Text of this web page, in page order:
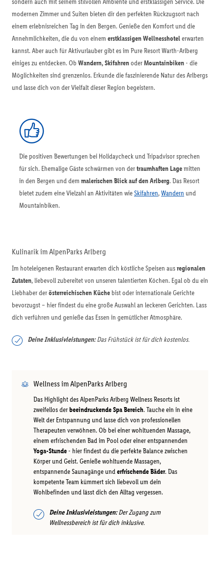
sondern auch mit seinem stilvollen Ambiente und erstklassigen Service. Die
modernen Zimmer und Suiten bieten dir den perfekten Rückzugsort nach
einem erlebnisreichen Tag in den Bergen. Genieße den Komfort und die
Annehmlichkeiten, die du von einem erstklassigen Wellnesshotelerwarten
kannst. Aber auch für Aktivurlauber gibt es im Pure Resort Warth-Arlberg
einiges zu entdecken. Ob Wandern, SkifahrenoderMountainbiken - die
Möglichkeiten sind grenzenlos. Erkunde die faszinierende Natur des Arlbergs
und lasse dich von der Vielfalt dieser Region begeistern.
Die positiven Bewertungen bei Holidaycheck und Tripadvisor sprechen
für sich. Ehemalige Gäste schwärmen von dertraumhaften Lagemitten
in den Bergen und dem malerischen Blick auf den Arlberg. Das Resort
bietet zudem eine Vielzahl an Aktivitäten wieSkifahren,Wandern und
Mountainbiken.
Kulinarik im AlpenParks Arlberg
Im hoteleigenen Restaurant erwarten dich köstliche Speisen ausregionalen
Zutaten, liebevoll zubereitet von unseren talentierten Köchen. Egal ob du ein
Liebhaber derösterreichischen Küche bist oder internationale Gerichte
bevorzugst – hier findest du eine große Auswahl an leckeren Gerichten. Lass
dich verführen und genieße das Essen in gemütlicher Atmosphäre.
Deine Inklusivleistungen:Das Frühstück ist für dich kostenlos.
Wellness im AlpenParks Arlberg
Das Highlight des AlpenParks Arlberg Wellness Resorts ist
zweifellos derbeeindruckende Spa Bereich. Tauche ein in eine
Welt der Entspannung und lasse dich von professionellen
Therapeuten verwöhnen. Ob bei einer wohltuenden Massage,
einem erfrischenden Bad im Pool oder einer entspannenden
Yoga-Stunde- hier findest du die perfekte Balance zwischen
Körper und Geist. Genieße wohltuende Massagen,
entspannende Saunagänge underfrischende Bäder. Das
kompetente Team kümmert sich liebevoll um dein
Wohlbefinden und lässt dich den Alltag vergessen.
Deine Inklusivleistungen:Der Zugang zum
Wellnessbereich ist für dich inklusive.